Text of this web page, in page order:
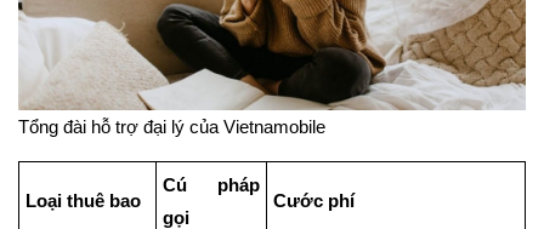
Tổng đài hỗ trợ đại lý của Vietnamobile
Loại thuê bao
Cú pháp
gọi
Cước phí